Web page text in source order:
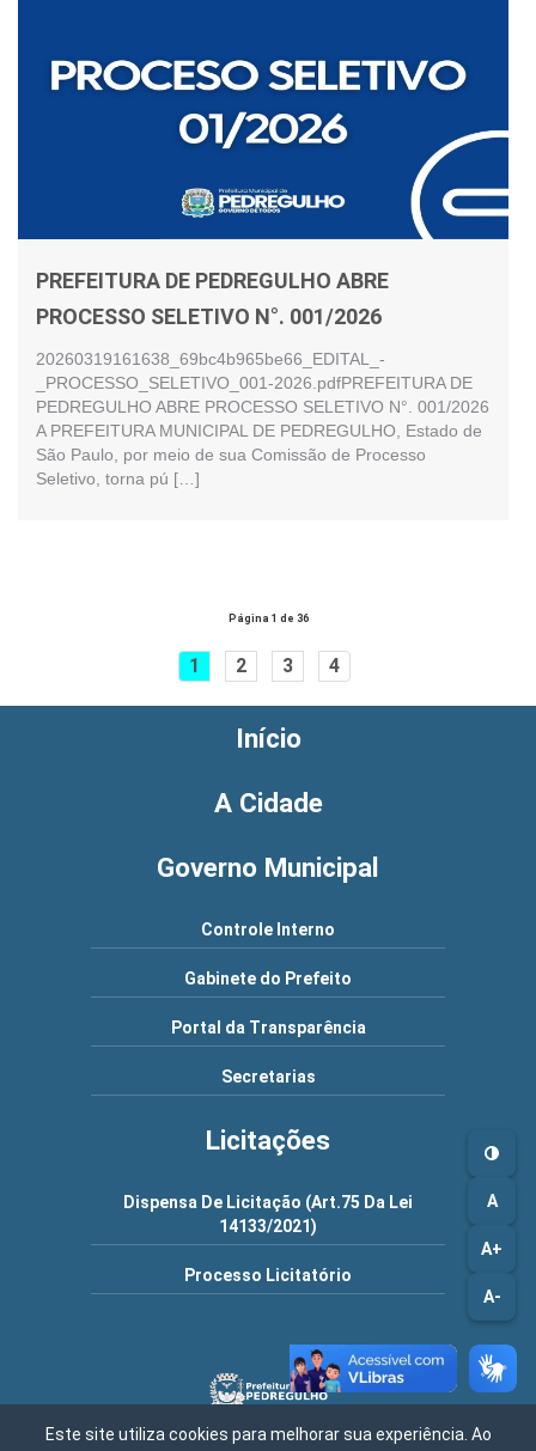
A
A+
A-
PREFEITURA DE PEDREGULHO ABRE
PROCESSO SELETIVO N°. 001/2026
20260319161638_69bc4b965be66_EDITAL_-
_PROCESSO_SELETIVO_001-2026.pdfPREFEITURA DE
PEDREGULHO ABRE PROCESSO SELETIVO N°. 001/2026
A PREFEITURA MUNICIPAL DE PEDREGULHO, Estado de
São Paulo, por meio de sua Comissão de Processo
Seletivo, torna pú […]
Página 1 de 36
1 2 3 4
Início
A Cidade
Governo Municipal
Controle Interno
Gabinete do Prefeito
Portal da Transparência
Secretarias
Licitações
Dispensa De Licitação (Art.75 Da Lei
14133/2021)
Processo Licitatório
Este site utiliza cookies para melhorar sua experiência. Ao